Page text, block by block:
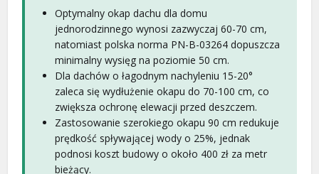
Optymalny okap dachu dla domu
jednorodzinnego wynosi zazwyczaj 60-70 cm,
natomiast polska norma PN-B-03264 dopuszcza
minimalny wysięg na poziomie 50 cm.
Dla dachów o łagodnym nachyleniu 15-20°
zaleca się wydłużenie okapu do 70-100 cm, co
zwiększa ochronę elewacji przed deszczem.
Zastosowanie szerokiego okapu 90 cm redukuje
prędkość spływającej wody o 25%, jednak
podnosi koszt budowy o około 400 zł za metr
bieżący.